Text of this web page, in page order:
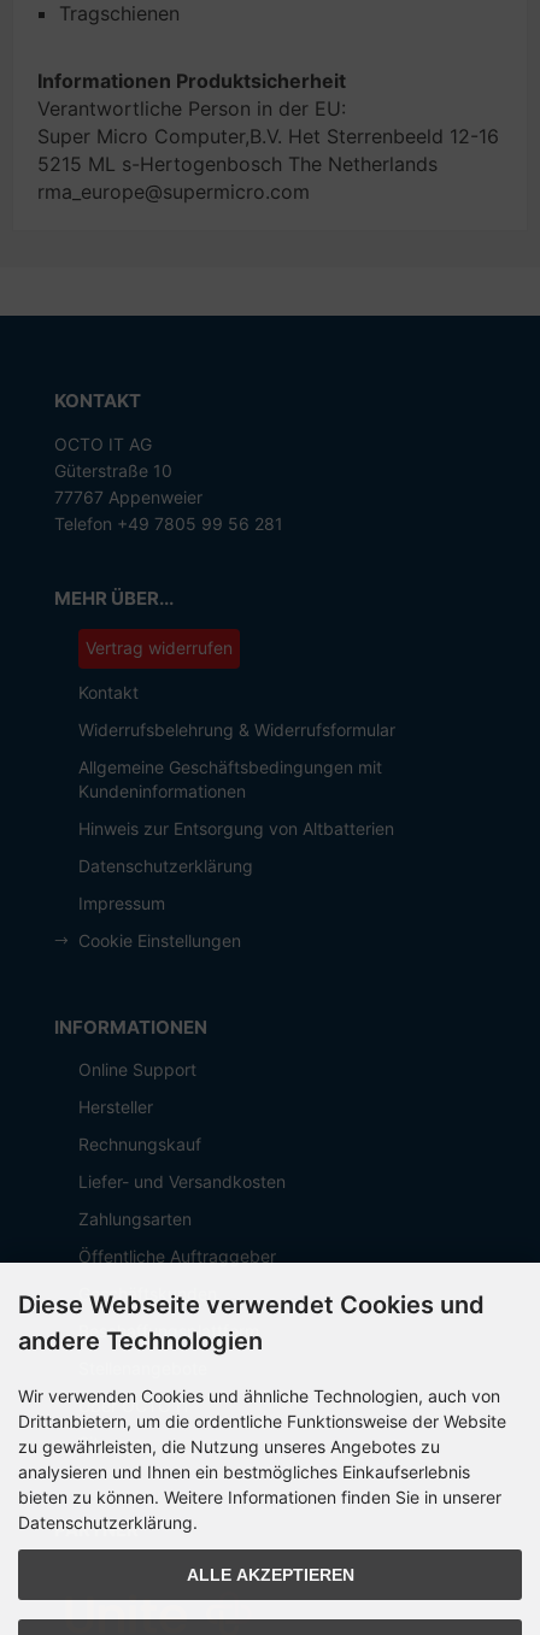
Tragschienen
Informationen Produktsicherheit
Verantwortliche Person in der EU:
Super Micro Computer,B.V. Het Sterrenbeeld 12-16
5215 ML s-Hertogenbosch The Netherlands
rma_europe@supermicro.com
KONTAKT
OCTO IT AG
Güterstraße 10
77767 Appenweier
Telefon +49 7805 99 56 281
MEHR ÜBER...
Vertrag widerrufen
Kontakt
Widerrufsbelehrung & Widerrufsformular
Allgemeine Geschäftsbedingungen mit
Kundeninformationen
Hinweis zur Entsorgung von Altbatterien
Datenschutzerklärung
Impressum
Cookie Einstellungen
INFORMATIONEN
Online Support
Hersteller
Rechnungskauf
Liefer- und Versandkosten
Zahlungsarten
Öffentliche Auftraggeber
Geschäftskunden
Beschaffungsplattform
Über OCTO IT
Sitemap
PARTNER
Diese Webseite verwendet Cookies und
andere Technologien
Wir verwenden Cookies und ähnliche Technologien, auch von
Drittanbietern, um die ordentliche Funktionsweise der Website
zu gewährleisten, die Nutzung unseres Angebotes zu
analysieren und Ihnen ein bestmögliches Einkaufserlebnis
bieten zu können. Weitere Informationen finden Sie in unserer
Datenschutzerklärung.
ALLE AKZEPTIEREN